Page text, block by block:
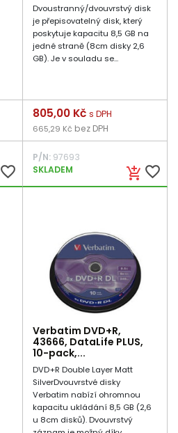
favorite_border
Dvoustranný/dvouvrstvý disk
je přepisovatelný disk, který
poskytuje kapacitu 8,5 GB na
jedné straně (8cm disky 2,6
GB). Je v souladu se...
add_shopping_cart favorite_border
Cena
805,00 Kč s DPH
665,29 Kč bez DPH
P/N:97693
SKLADEM
Verbatim DVD+R,
43666, DataLife PLUS,
10-pack,...
DVD+R Double Layer Matt
SilverDvouvrstvé disky
Verbatim nabízí ohromnou
kapacitu ukládání 8,5 GB (2,6
u 8cm disků). Dvouvrstvý